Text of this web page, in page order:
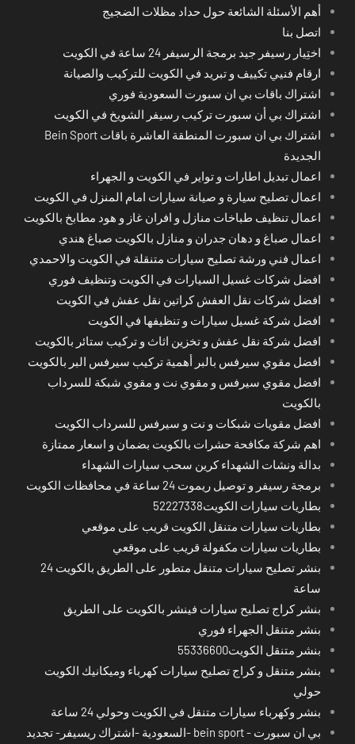
أهم الأسئلة الشائعة حول حداد مظلات الضجيج
اتصل بنا
اختِيار رسيفر جيد برمجة الرسيفر 24 ساعة في الكويت
ارقام فنيي تكييف و تبريد في الكويت للتركيب والصيانة
اشتراك باقات بي ان سبورت السعودية فوري
اشتراك بي أن سبورت تركيب رسيفر الشويخ في الكويت
اشتراك بي ان سبورت المنطقة العاشرة باقات Bein Sport
الجديدة
اعمال تبديل اطارات و تواير في الكويت و الجهراء
اعمال تصليح سيارة و صيانة سيارات امام المنزل في الكويت
اعمال تنظيف طباخات منازل و افران غاز و هود مطابخ بالكويت
اعمال صباغ و دهان جدران و منازل بالكويت صباغ هندي
اعمال فني ورشة تصليح سيارات متنقلة في الكويت والاحمدي
افضل شركات غسيل السيارات في الكويت وتنظيف فوري
افضل شركات نقل العفش كراتين نقل عفش في الكويت
افضل شركة غسيل سيارات و تنظيفها في الكويت
افضل شركة نقل عفش و تخزين اثاث و تركيب ستائر بالكويت
افضل مقوي سيرفس بالبر أهمية تركيب سيرفس البر بالكويت
افضل مقوي سيرفس و مقوي نت و مقوي شبكة للسرداب
بالكويت
افضل مقويات شبكات و نت و سيرفس للسرداب الكويت
اهم شركة مكافحة حشرات بالكويت بضمان و اسعار ممتازة
بدالة ونشات الشهداء كرين سحب سيارات الشهداء
برمجة رسيفر و توصيل ريموت 24 ساعة في محافظات الكويت
بطاريات سيارات الكويت52227338
بطاريات سيارات متنقل الكويت قريب على موقعي
بطاريات سيارات مكفولة قريب على موقعي
بنشر تصليح سيارات متنقل متطور على الطريق بالكويت 24
ساعة
بنشر كراج تصليح سيارات فينشر بالكويت على الطريق
بنشر متنقل الجهراء فوري
بنشر متنقل الكويت55336600
بنشر متنقل و كراج تصليح سيارات كهرباء وميكانيك الكويت
حولي
بنشر وكهرباء سيارات متنقل في الكويت وحولي 24 ساعة
بي ان سبورت - bein sport -السعودية -اشتراك ريسيفر- تجديد